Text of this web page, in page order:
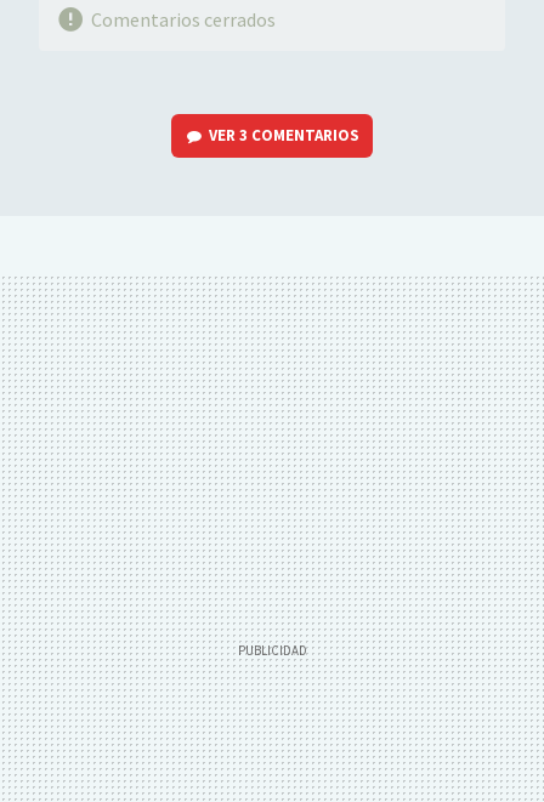
Comentarios cerrados
VER3 COMENTARIOS